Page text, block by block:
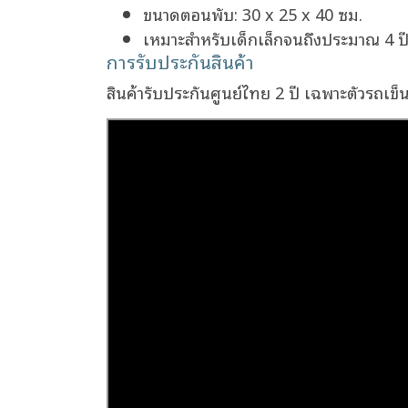
ขนาดตอนพับ: 30 x 25 x 40 ซม.
เหมาะสำหรับเด็กเล็กจนถึงประมาณ 4 ปี
การรับประกันสินค้า
สินค้ารับประกันศูนย์ไทย 2 ปี เฉพาะตัวรถเข็